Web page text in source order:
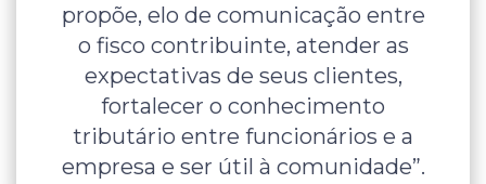
propõe, elo de comunicação entre
o fisco contribuinte, atender as
expectativas de seus clientes,
fortalecer o conhecimento
tributário entre funcionários e a
empresa e ser útil à comunidade”.